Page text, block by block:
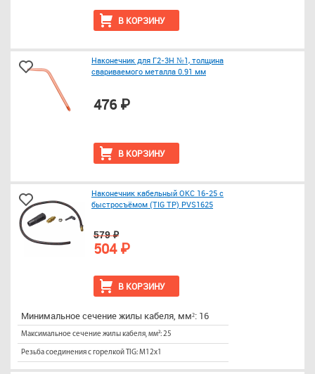
В КОРЗИНУ
Наконечник для Г2-3Н №1, толщина
свариваемого металла 0.91 мм
В КОРЗИНУ
476 ₽
Наконечник кабельный ОКС 16-25 с
быстросъёмом (TIG TP) PVS1625
В КОРЗИНУ
579 ₽
504 ₽
Минимальное сечение жилы кабеля, мм²: 16
Максимальное сечение жилы кабеля, мм²: 25
Резьба соединения с горелкой TIG: M12x1